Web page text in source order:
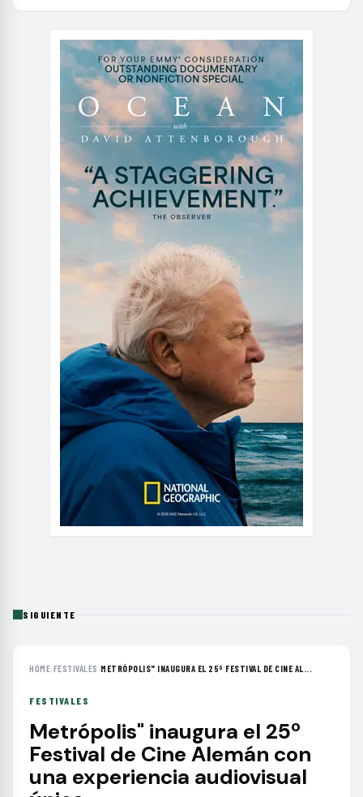
SIGUIENTE
HOME›FESTIVALES ›METRÓPOLIS" INAUGURA EL 25º FESTIVAL DE CINE AL...
FESTIVALES
Metrópolis" inaugura el 25º
Festival de Cine Alemán con
una experiencia audiovisual